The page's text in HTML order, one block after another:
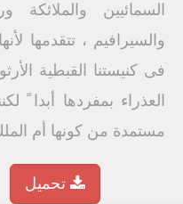
السمائيين والملائكة
والسيرافيم ، تتقدمها
فى كنيستنا القبطية
العذراء بمفردها أبدا
مستمدة من كونها أم
تحميل